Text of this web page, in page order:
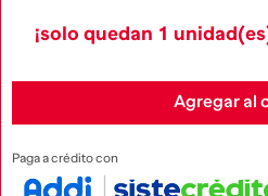
¡solo quedan 1
Agregar al
Paga a crédito con